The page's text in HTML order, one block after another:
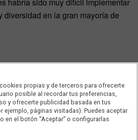
diversidad en la gran mayoría de
propias y de terceros para ofrecerte
posible al recordar tus preferencias,
y ofrecerte publicidad basada en tus
ejemplo, páginas visitadas). Puedes aceptar
en el botón “Aceptar” o configurarlas